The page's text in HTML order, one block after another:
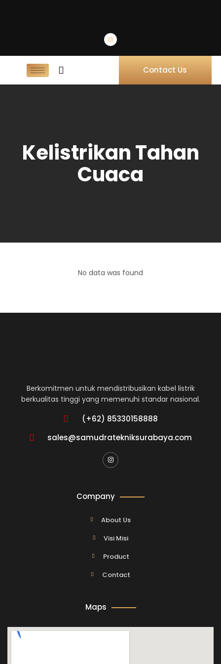
Contact Us
Kelistrikan Tahan
Cuaca
No data was found
Berkomitmen untuk mendistribusikan kabel listrik
berkualitas tinggi yang memenuhi standar nasional.
(+62) 85330158888
sales@samudratekniksurabaya.com
Company
About Us
Visi Misi
Product
Contact
Maps